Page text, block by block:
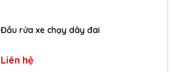
Đầu rửa xe chạy dây đai
Liên hệ